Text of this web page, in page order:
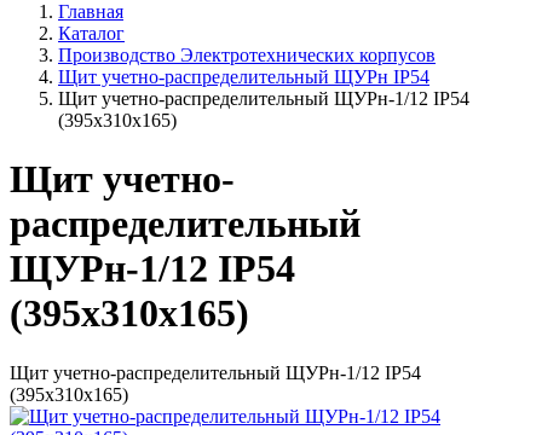
Главная
Каталог
Производство Электротехнических корпусов
Щит учетно-распределительный ЩУРн IP54
Щит учетно-распределительный ЩУРн-1/12 IP54
(395х310х165)
Щит учетно-
распределительный
ЩУРн-1/12 IP54
(395х310х165)
Щит учетно-распределительный ЩУРн-1/12 IP54
(395х310х165)